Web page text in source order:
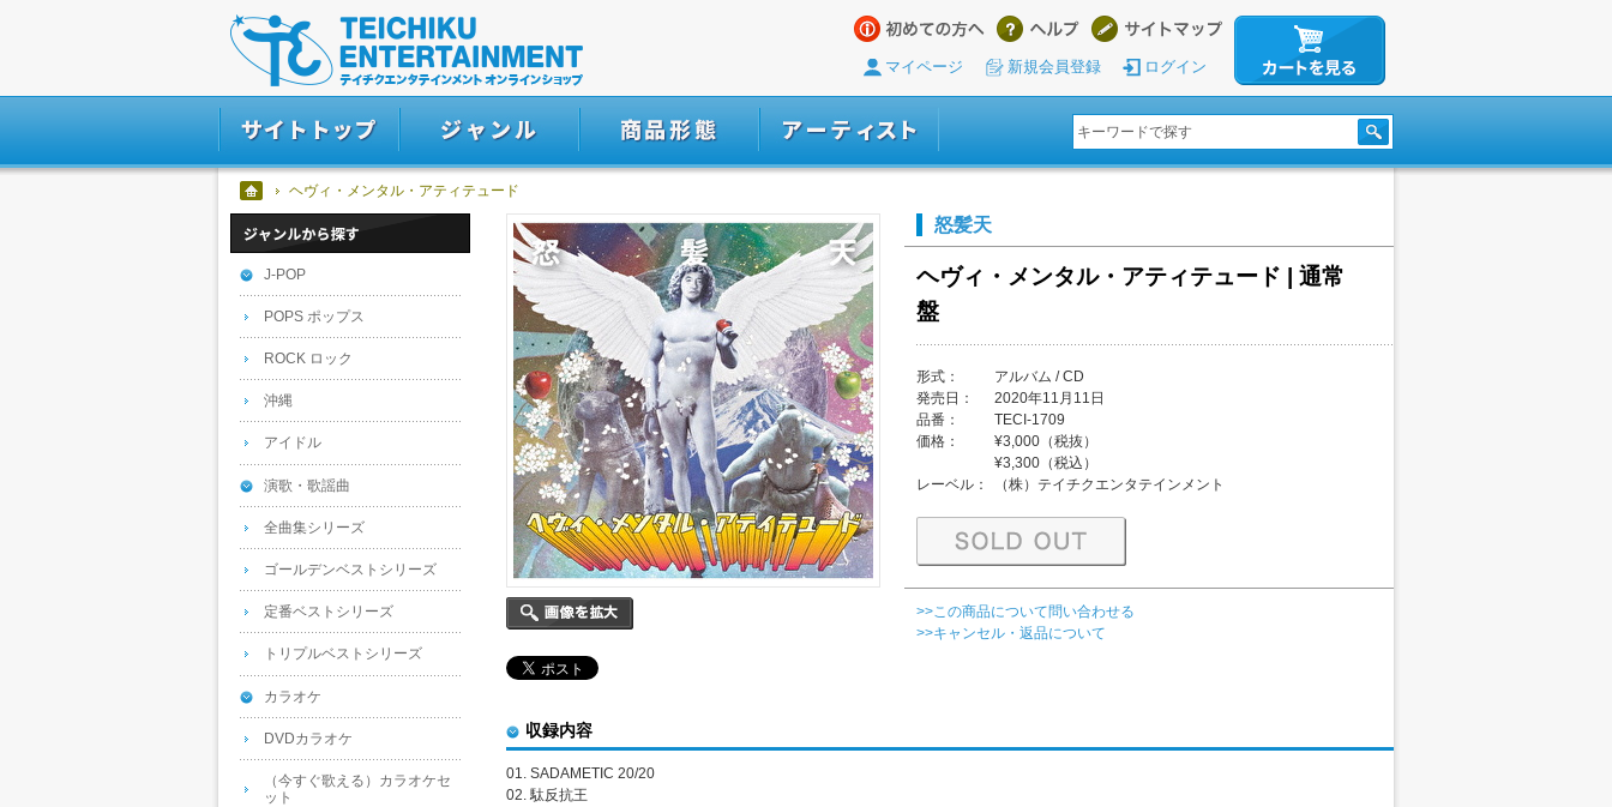
マイページ 新規会員登録 ログイン
ヘヴィ・メンタル・アティテュード
怒髪天
ヘヴィ・メンタル・アティテュード | 通常
盤
形式：
アルバム / CD
発売日：
2020年11月11日
品番：
TECI-1709
価格：
¥3,000（税抜）
¥3,300（税込）
レーベル：
（株）テイチクエンタテインメント
>>この商品について問い合わせる
>>キャンセル・返品について
収録内容
01. SADAMETIC 20/20
02. 駄反抗王
J-POP
POPS ポップス
ROCK ロック
沖縄
アイドル
演歌・歌謡曲
全曲集シリーズ
ゴールデンベストシリーズ
定番ベストシリーズ
トリプルベストシリーズ
カラオケ
DVDカラオケ
（今すぐ歌える）カラオケセ
ット